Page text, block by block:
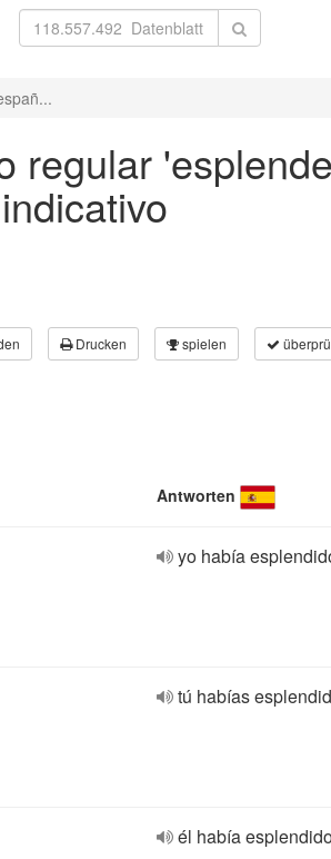
regular
Drucken spielen
Antworten
yo había
tú habías
él había